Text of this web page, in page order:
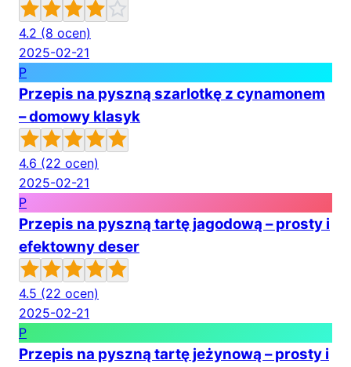
4.2 (8 ocen)
2025-02-21
P
Przepis na pyszną szarlotkę z cynamonem
– domowy klasyk
4.6 (22 ocen)
2025-02-21
P
Przepis na pyszną tartę jagodową – prosty i
efektowny deser
4.5 (22 ocen)
2025-02-21
P
Przepis na pyszną tartę jeżynową – prosty i